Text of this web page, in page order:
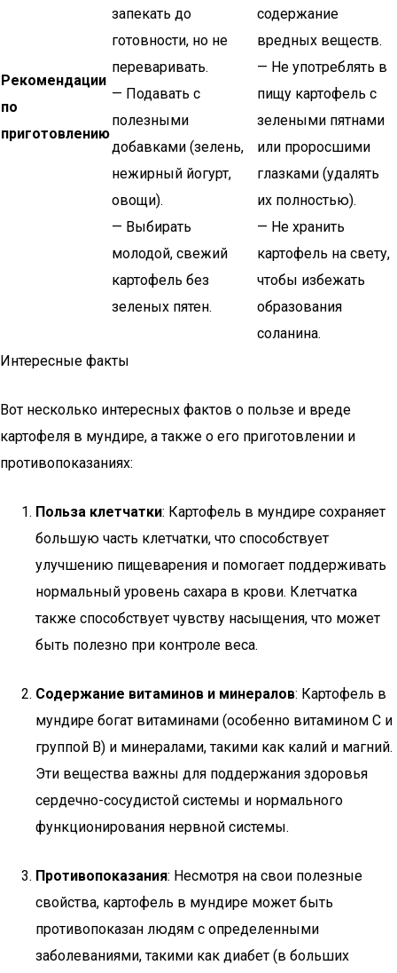
Рекомендации
по
приготовлению
запекать до
готовности, но не
переваривать.
— Подавать с
полезными
добавками (зелень,
нежирный йогурт,
овощи).
— Выбирать
молодой, свежий
картофель без
зеленых пятен.
содержание
вредных веществ.
— Не употреблять в
пищу картофель с
зелеными пятнами
или проросшими
глазками (удалять
их полностью).
— Не хранить
картофель на свету,
чтобы избежать
образования
соланина.
Интересные факты
Вот несколько интересных фактов о пользе и вреде
картофеля в мундире, а также о его приготовлении и
противопоказаниях:
Польза клетчатки: Картофель в мундире сохраняет
большую часть клетчатки, что способствует
улучшению пищеварения и помогает поддерживать
нормальный уровень сахара в крови. Клетчатка
также способствует чувству насыщения, что может
быть полезно при контроле веса.
Содержание витаминов и минералов: Картофель в
мундире богат витаминами (особенно витамином C и
группой B) и минералами, такими как калий и магний.
Эти вещества важны для поддержания здоровья
сердечно-сосудистой системы и нормального
функционирования нервной системы.
Противопоказания: Несмотря на свои полезные
свойства, картофель в мундире может быть
противопоказан людям с определенными
заболеваниями, такими как диабет (в больших